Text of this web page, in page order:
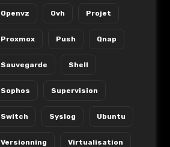
Openvz Ovh Projet
Proxmox Push Qnap
Sauvegarde Shell
Sophos Supervision
Switch Syslog Ubuntu
Versionning Virtualisation